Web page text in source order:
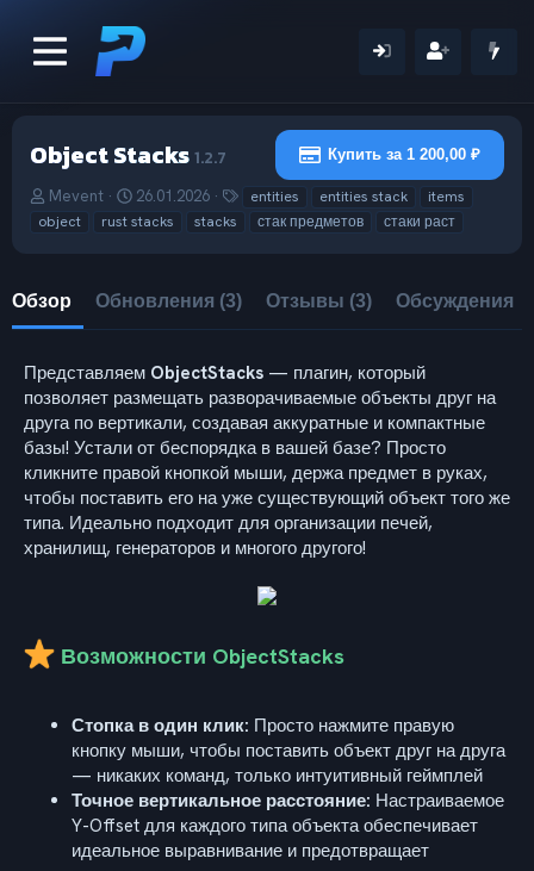
Object Stacks1.2.7 Купить за 1 200,00 ₽
А
в
т
Mevent
Д
а
т
о
а
и
я
26.01.2026
Т
е
г
entities entities stack
items
object
rust stacks stacks стак предметов стаки раст
Обзор Обновления (3) Отзывы (3) Обсуждения
Представляем ObjectStacks — плагин, который
позволяет размещать разворачиваемые объекты друг на
друга по вертикали, создавая аккуратные и компактные
базы! Устали от беспорядка в вашей базе? Просто
кликните правой кнопкой мыши, держа предмет в руках,
чтобы поставить его на уже существующий объект того же
типа. Идеально подходит для организации печей,
хранилищ, генераторов и многого другого!
Возможности ObjectStacks
Стопка в один клик: Просто нажмите правую
кнопку мыши, чтобы поставить объект друг на друга
— никаких команд, только интуитивный геймплей
Точное вертикальное расстояние: Настраиваемое
Y-Offset для каждого типа объекта обеспечивает
идеальное выравнивание и предотвращает